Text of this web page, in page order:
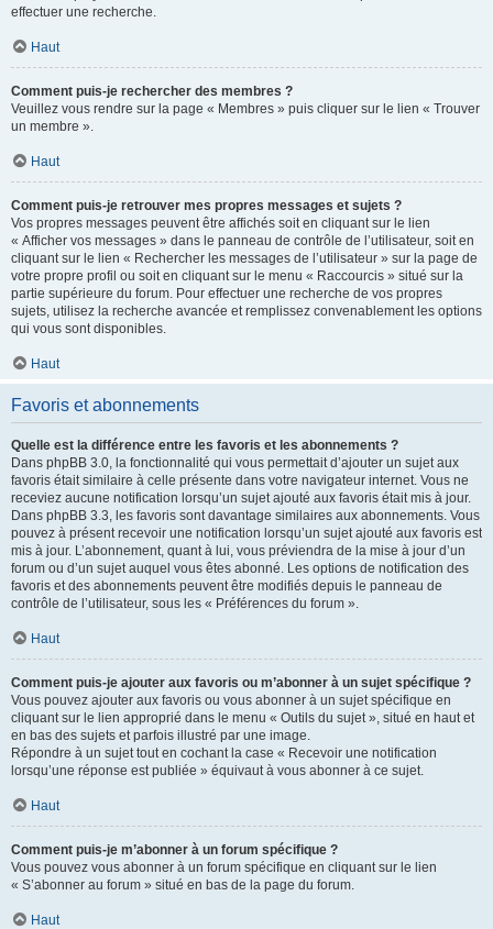
effectuer une recherche.
Haut
Comment puis-je rechercher des membres ?
Veuillez vous rendre sur la page « Membres » puis cliquer sur le lien « Trouver
un membre ».
Haut
Comment puis-je retrouver mes propres messages et sujets ?
Vos propres messages peuvent être affichés soit en cliquant sur le lien
« Afficher vos messages » dans le panneau de contrôle de l’utilisateur, soit en
cliquant sur le lien « Rechercher les messages de l’utilisateur » sur la page de
votre propre profil ou soit en cliquant sur le menu « Raccourcis » situé sur la
partie supérieure du forum. Pour effectuer une recherche de vos propres
sujets, utilisez la recherche avancée et remplissez convenablement les options
qui vous sont disponibles.
Haut
Favoris et abonnements
Quelle est la différence entre les favoris et les abonnements ?
Dans phpBB 3.0, la fonctionnalité qui vous permettait d’ajouter un sujet aux
favoris était similaire à celle présente dans votre navigateur internet. Vous ne
receviez aucune notification lorsqu’un sujet ajouté aux favoris était mis à jour.
Dans phpBB 3.3, les favoris sont davantage similaires aux abonnements. Vous
pouvez à présent recevoir une notification lorsqu’un sujet ajouté aux favoris est
mis à jour. L’abonnement, quant à lui, vous préviendra de la mise à jour d’un
forum ou d’un sujet auquel vous êtes abonné. Les options de notification des
favoris et des abonnements peuvent être modifiés depuis le panneau de
contrôle de l’utilisateur, sous les « Préférences du forum ».
Haut
Comment puis-je ajouter aux favoris ou m’abonner à un sujet spécifique ?
Vous pouvez ajouter aux favoris ou vous abonner à un sujet spécifique en
cliquant sur le lien approprié dans le menu « Outils du sujet », situé en haut et
en bas des sujets et parfois illustré par une image.
Répondre à un sujet tout en cochant la case « Recevoir une notification
lorsqu’une réponse est publiée » équivaut à vous abonner à ce sujet.
Haut
Comment puis-je m’abonner à un forum spécifique ?
Vous pouvez vous abonner à un forum spécifique en cliquant sur le lien
« S’abonner au forum » situé en bas de la page du forum.
Haut